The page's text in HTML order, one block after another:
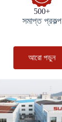
500+
সমাপ্ত প্রকল্প
আরো পড়ুন